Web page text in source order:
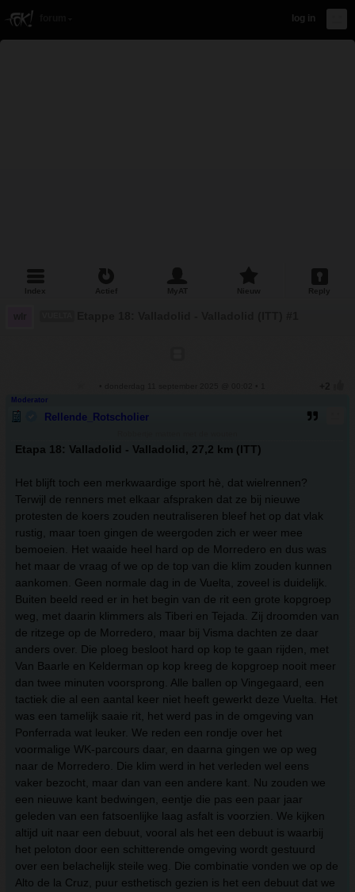
log in
Index Actief MyAT Nieuw Reply
Moderator
Rellende_Rotscholier
Etapa 18: Valladolid - Valladolid, 27,2 km (ITT)
Het blijft toch een merkwaardige sport hè, dat wielrennen?
Terwijl de renners met elkaar afspraken dat ze bij nieuwe
protesten de koers zouden neutraliseren bleef het op dat vlak
rustig, maar toen gingen de weergoden zich er weer mee
bemoeien. Het waaide heel hard op de Morredero en dus was
het maar de vraag of we op de top van die klim zouden kunnen
aankomen. Geen normale dag in de Vuelta, zoveel is duidelijk.
Buiten beeld reed er in het begin van de rit een grote kopgroep
weg, met daarin klimmers als Tiberi en Tejada. Zij droomden van
de ritzege op de Morredero, maar bij Visma dachten ze daar
anders over. Die ploeg besloot hard op kop te gaan rijden, met
Van Baarle en Kelderman op kop kreeg de kopgroep nooit meer
dan twee minuten voorsprong. Alle ballen op Vingegaard, een
tactiek die al een aantal keer niet heeft gewerkt deze Vuelta. Het
was een tamelijk saaie rit, het werd pas in de omgeving van
Ponferrada wat leuker. We reden een rondje over het
voormalige WK-parcours daar, en daarna gingen we op weg
naar de Morredero. Die klim werd in het verleden wel eens
vaker bezocht, maar dan van een andere kant. Nu zouden we
een nieuwe kant bedwingen, eentje die pas een paar jaar
geleden van een fatsoenlijke laag asfalt is voorzien. We kijken
altijd uit naar een debuut, vooral als het een debuut is waarbij
het peloton door een schitterende omgeving wordt gestuurd
over een belachelijk steile weg. Die combinatie vonden we op de
Alto de la Cruz, puur esthetisch gezien is het een debuut dat we